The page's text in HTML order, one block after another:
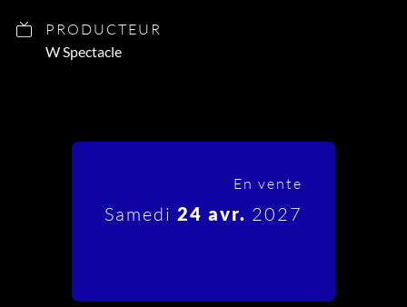
PRODUCTEUR
W Spectacle
En vente
Samedi 24 avr. 2027